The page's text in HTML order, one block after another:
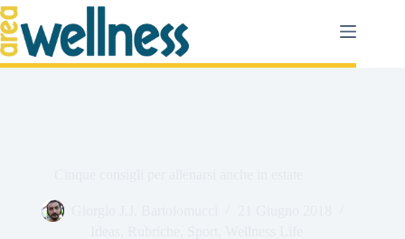
Salta
al
contenuto